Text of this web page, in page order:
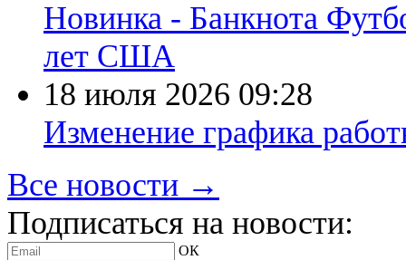
Новинка - Банкнота
лет США
18 июля 2026 09:28
Изменение графика
Все новости →
Подписаться на новости:
ОК